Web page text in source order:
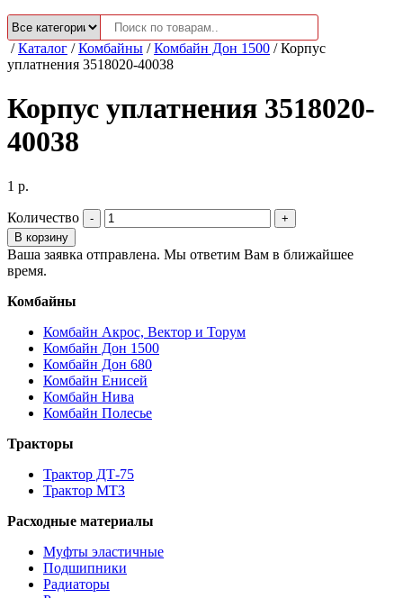
/Каталог /Комбайны /Комбайн Дон 1500 /Корпус
уплатнения 3518020-40038
Корпус уплатнения 3518020-
40038
1 р.
Количество
В корзину
Ваша заявка отправлена. Мы ответим Вам в ближайшее
время.
Комбайны
Комбайн Акрос, Вектор и Торум
Комбайн Дон 1500
Комбайн Дон 680
Комбайн Енисей
Комбайн Нива
Комбайн Полесье
Тракторы
Трактор ДТ-75
Трактор МТЗ
Расходные материалы
Муфты эластичные
Подшипники
Радиаторы